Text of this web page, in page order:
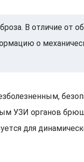
В отличие от
о
УЗИ органов
для